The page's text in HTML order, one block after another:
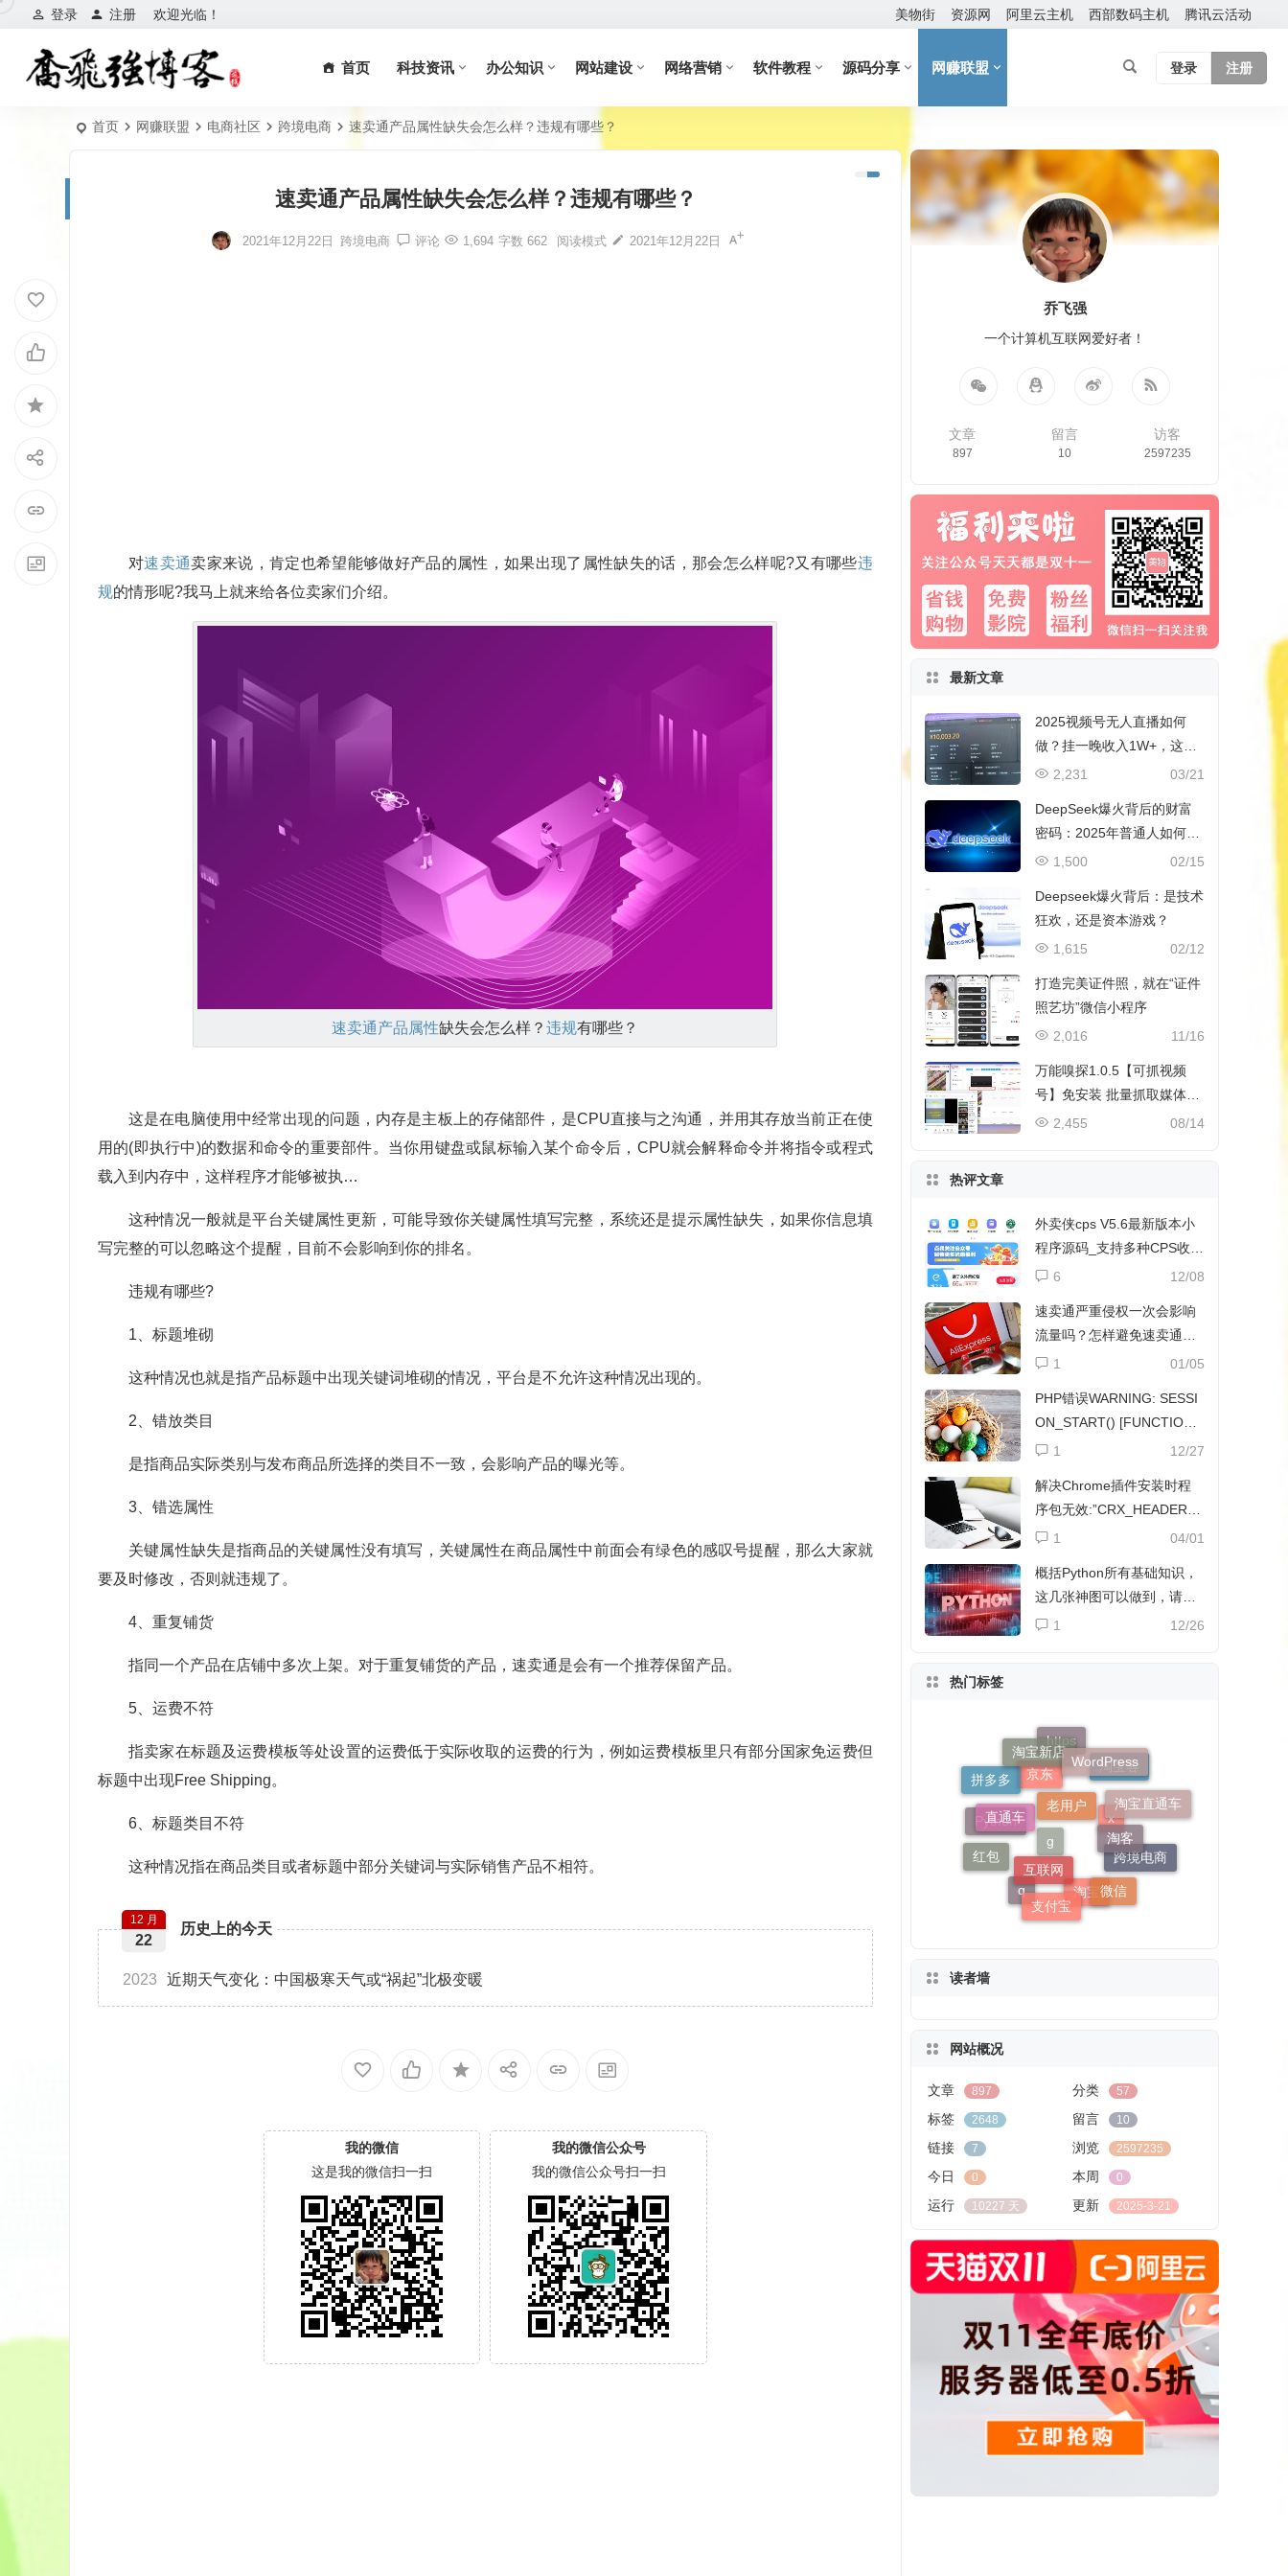
欢迎光临！
登录 注册 美物街 资源网 阿里云主机 西部数码主机 腾讯云活动
首页 科技资讯 办公知识 网站建设 网络营销 软件教程 源码分享 网赚联盟 登录 注册
首页 网赚联盟 电商社区 跨境电商 速卖通产品属性缺失会怎么样？违规有哪些？
速卖通产品属性缺失会怎么样？违规有哪些？
2021年12月22日 跨境电商 评论 1,694 字数 662 阅读模式 2021年12月22日
对速卖通卖家来说，肯定也希望能够做好产品的属性，如果出现了属性缺失的话，那会怎么样呢?又有哪些违
规的情形呢?我马上就来给各位卖家们介绍。
速卖通产品属性缺失会怎么样？违规有哪些？
这是在电脑使用中经常出现的问题，内存是主板上的存储部件，是CPU直接与之沟通，并用其存放当前正在使
用的(即执行中)的数据和命令的重要部件。当你用键盘或鼠标输入某个命令后，CPU就会解释命令并将指令或程式
载入到内存中，这样程序才能够被执…
这种情况一般就是平台关键属性更新，可能导致你关键属性填写完整，系统还是提示属性缺失，如果你信息填
写完整的可以忽略这个提醒，目前不会影响到你的排名。
违规有哪些?
1、标题堆砌
这种情况也就是指产品标题中出现关键词堆砌的情况，平台是不允许这种情况出现的。
2、错放类目
是指商品实际类别与发布商品所选择的类目不一致，会影响产品的曝光等。
3、错选属性
关键属性缺失是指商品的关键属性没有填写，关键属性在商品属性中前面会有绿色的感叹号提醒，那么大家就
要及时修改，否则就违规了。
4、重复铺货
指同一个产品在店铺中多次上架。对于重复铺货的产品，速卖通是会有一个推荐保留产品。
5、运费不符
指卖家在标题及运费模板等处设置的运费低于实际收取的运费的行为，例如运费模板里只有部分国家免运费但
标题中出现Free Shipping。
6、标题类目不符
这种情况指在商品类目或者标题中部分关键词与实际销售产品不相符。
历史上的今天
12 月
22
2023 近期天气变化：中国极寒天气或“祸起”北极变暖
我的微信
这是我的微信扫一扫
我的微信公众号
我的微信公众号扫一扫
乔飞强
一个计算机互联网爱好者！
文章
897
留言
10
访客
2597235
最新文章
2025视频号无人直播如何
做？挂一晚收入1W+，这份
教程，小白可做~
03/21
2,231
DeepSeek爆火背后的财富
密码：2025年普通人如何抓
住AI创业风口？
02/15
1,500
Deepseek爆火背后：是技术
狂欢，还是资本游戏？
02/12
1,615
打造完美证件照，就在“证件
照艺坊”微信小程序
11/16
2,016
万能嗅探1.0.5【可抓视频
号】免安装 批量抓取媒体文
件
08/14
2,455
热评文章
外卖侠cps V5.6最新版本小
程序源码_支持多种CPS收益
和流量主收益
12/08
6
速卖通严重侵权一次会影响
流量吗？怎样避免速卖通侵
权？
01/05
1
PHP错误WARNING: SESSI
ON_START() [FUNCTION.
SESSION-START]解决方法
12/27
1
解决Chrome插件安装时程
序包无效:”CRX_HEADER_I
NVALID”
04/01
1
概括Python所有基础知识，
这几张神图可以做到，请收
下
12/26
1
热门标签
京东
https
淘宝客
x
g
Python
拼多多
淘宝新店 WordPress
淘宝直通车
跨境电商
淘宝
q
红包
直通车
老用户
淘客
微信
支付宝
互联网
读者墙
网站概况
文章 897 分类 57
标签 2648 留言 10
链接 7 浏览 2597235
今日 0 本周 0
运行 10227 天 更新 2025-3-21